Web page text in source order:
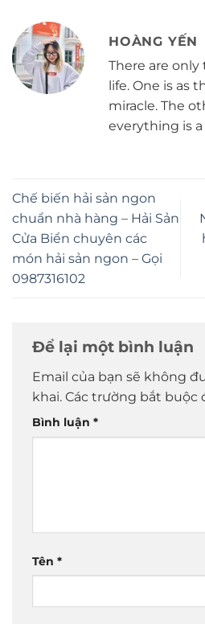
HOÀNG YẾN
There are
life. One is as
miracle. The
everything is a
Chế biến hải sản ngon
chuẩn nhà hàng – Hải Sản
Cửa Biển chuyên các
món hải sản ngon – Gọi
0987316102
Để lại một bình luận
Email của bạn sẽ không
khai. Các trường bắt buộc
Bình luận *
Tên *